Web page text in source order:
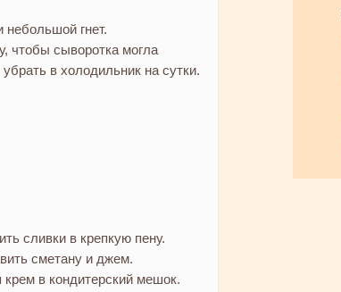
небольшой гнет.
чтобы сыворотка могла
в холодильник на сутки.
сливки в крепкую пену.
сметану и джем.
в кондитерский мешок.